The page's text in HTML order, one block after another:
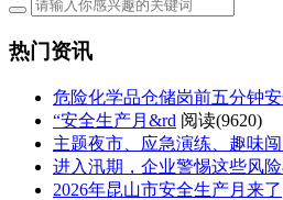
热门资讯
危险化学品仓储岗前五分钟
“安全生产月&rd 阅读(9620)
主题夜市、应急演练、趣味闯
进入汛期，企业警惕这些风
2026年昆山市安全生产月来了